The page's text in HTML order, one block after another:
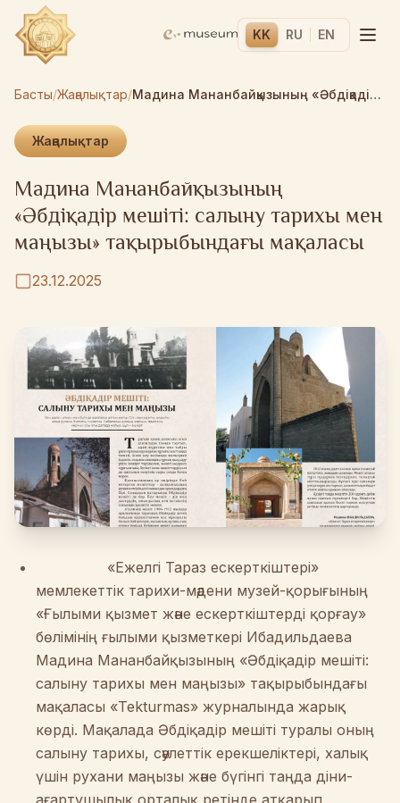
KK RU EN
Басты/Жаңалықтар/ Мадина Мананбайқызының «Әбдіқадір мешіті: салыну тарихы мен маңызы» тақырыбындағы мақаласы
Жаңалықтар
Мадина Мананбайқызының
«Әбдіқадір мешіті: салыну тарихы мен
маңызы» тақырыбындағы мақаласы
23.12.2025
«Ежелгі Тараз ескерткіштері»
мемлекеттік тарихи-мәдени музей-қорығының
«Ғылыми қызмет және ескерткіштерді қорғау»
бөлімінің ғылыми қызметкері Ибадильдаева
Мадина Мананбайқызының «Әбдіқадір мешіті:
салыну тарихы мен маңызы» тақырыбындағы
мақаласы «Tekturmas» журналында жарық
көрді. Мақалада Әбдіқадір мешіті туралы оның
салыну тарихы, сәулеттік ерекшеліктері, халық
үшін рухани маңызы және бүгінгі таңда діни-
ағартушылық орталық ретінде атқарып